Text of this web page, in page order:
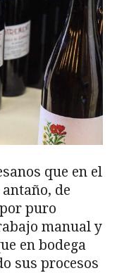
que en el
de
puro
manual y
en bodega
sus procesos